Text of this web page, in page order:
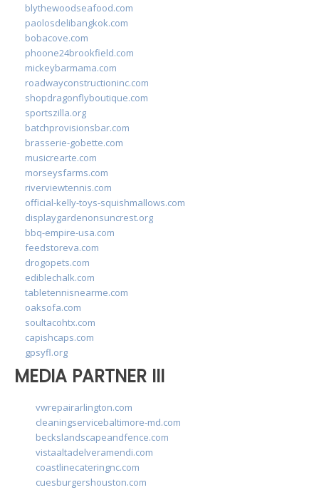
blythewoodseafood.com
paolosdelibangkok.com
bobacove.com
phoone24brookfield.com
mickeybarmama.com
roadwayconstructioninc.com
shopdragonflyboutique.com
sportszilla.org
batchprovisionsbar.com
brasserie-gobette.com
musicrearte.com
morseysfarms.com
riverviewtennis.com
official-kelly-toys-squishmallows.com
displaygardenonsuncrest.org
bbq-empire-usa.com
feedstoreva.com
drogopets.com
ediblechalk.com
tabletennisnearme.com
oaksofa.com
soultacohtx.com
capishcaps.com
gpsyfl.org
MEDIA PARTNER III
vwrepairarlington.com
cleaningservicebaltimore-md.com
beckslandscapeandfence.com
vistaaltadelveramendi.com
coastlinecateringnc.com
cuesburgershouston.com